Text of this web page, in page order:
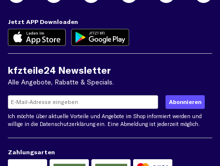
Jetzt APP Downloaden
kfzteile24 Newsletter
Alle Angebote, Rabatte & Specials.
Ich möchte über aktuelle Vorteile und Angebote im Shop informiert werden und
willige in die Datenschutzerklärung ein. Eine Abmeldung ist jederzeit möglich.
Zahlungsarten